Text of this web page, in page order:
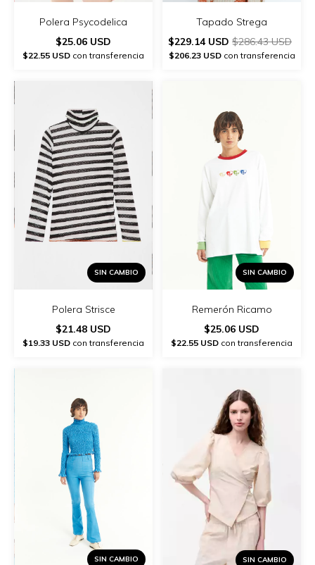
Polera Psycodelica
$25.06 USD
$22.55 USD con transferencia
Tapado Strega
$229.14 USD $286.43 USD
$206.23 USDcon transferencia
SIN CAMBIO
Polera Strisce
$21.48 USD
$19.33 USD con transferencia
SIN CAMBIO
Remerón Ricamo
$25.06 USD
$22.55 USD con transferencia
SIN CAMBIO SIN CAMBIO